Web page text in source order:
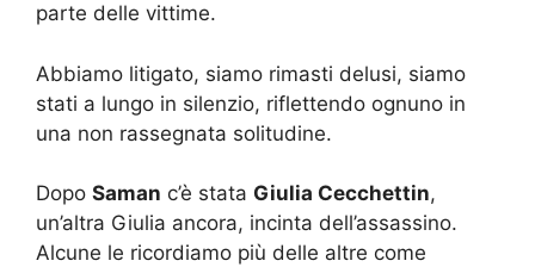
parte delle vittime.
Abbiamo litigato, siamo rimasti delusi, siamo
stati a lungo in silenzio, riflettendo ognuno in
una non rassegnata solitudine.
Dopo Saman c’è stata Giulia Cecchettin,
un’altra Giulia ancora, incinta dell’assassino.
Alcune le ricordiamo più delle altre come